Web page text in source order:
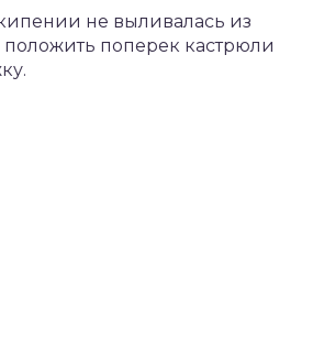
не выливалась из
поперек кастрюли